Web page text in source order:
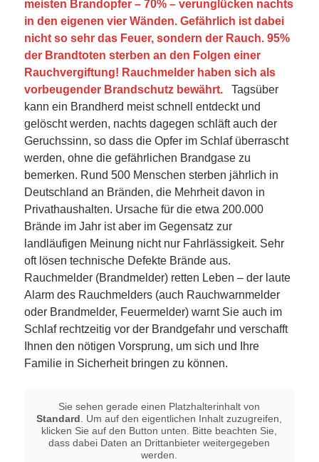
meisten Brandopfer – 70% – verunglücken nachts
in den eigenen vier Wänden. Gefährlich ist dabei
nicht so sehr das Feuer, sondern der Rauch. 95%
der Brandtoten sterben an den Folgen einer
Rauchvergiftung! Rauchmelder haben sich als
vorbeugender Brandschutz bewährt.Tagsüber
kann ein Brandherd meist schnell entdeckt und
gelöscht werden, nachts dagegen schläft auch der
Geruchssinn, so dass die Opfer im Schlaf überrascht
werden, ohne die gefährlichen Brandgase zu
bemerken. Rund 500 Menschen sterben jährlich in
Deutschland an Bränden, die Mehrheit davon in
Privathaushalten. Ursache für die etwa 200.000
Brände im Jahr ist aber im Gegensatz zur
landläufigen Meinung nicht nur Fahrlässigkeit. Sehr
oft lösen technische Defekte Brände aus.
Rauchmelder (Brandmelder) retten Leben – der laute
Alarm des Rauchmelders (auch Rauchwarnmelder
oder Brandmelder, Feuermelder) warnt Sie auch im
Schlaf rechtzeitig vor der Brandgefahr und verschafft
Ihnen den nötigen Vorsprung, um sich und Ihre
Familie in Sicherheit bringen zu können.
Sie sehen gerade einen Platzhalterinhalt von
Standard. Um auf den eigentlichen Inhalt zuzugreifen,
klicken Sie auf den Button unten. Bitte beachten Sie,
dass dabei Daten an Drittanbieter weitergegeben
werden.